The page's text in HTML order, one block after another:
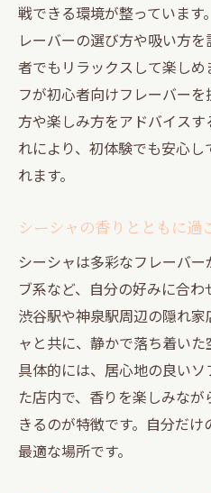
戦できる環境が整っています
レーバーの選び方や吸い方
者でもリラックスして楽し
フが初心者向けフレーバー
方や楽しみ方をアドバイス
れにより、初体験でも安心
れます。
シーシャの香りとともに過
シーシャは多彩なフレーバ
ブ系など、自分の好みに合わ
渋谷駅や神泉駅周辺の隠れ
ャと共に、静かで落ち着いた
具体的には、居心地の良い
た店内で、香りを楽しみな
きるのが特徴です。自分だ
最適な場所です。